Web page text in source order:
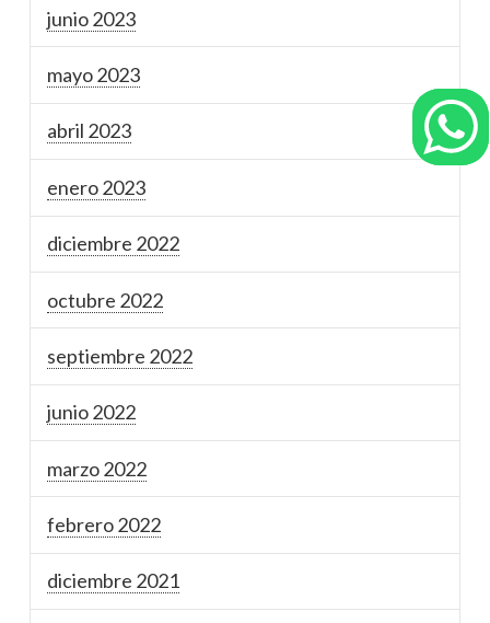
junio 2023
mayo 2023
abril 2023
enero 2023
diciembre 2022
octubre 2022
septiembre 2022
junio 2022
marzo 2022
febrero 2022
diciembre 2021